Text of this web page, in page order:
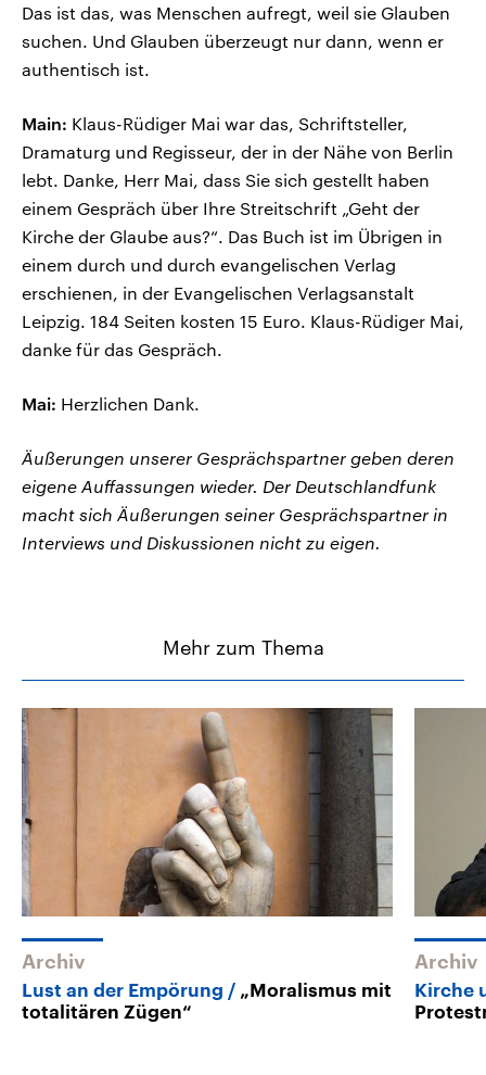
Das ist das, was Menschen aufregt, weil sie Glauben
suchen. Und Glauben überzeugt nur dann, wenn er
authentisch ist.
Main: Klaus-Rüdiger Mai war das, Schriftsteller,
Dramaturg und Regisseur, der in der Nähe von Berlin
lebt. Danke, Herr Mai, dass Sie sich gestellt haben
einem Gespräch über Ihre Streitschrift „Geht der
Kirche der Glaube aus?“. Das Buch ist im Übrigen in
einem durch und durch evangelischen Verlag
erschienen, in der Evangelischen Verlagsanstalt
Leipzig. 184 Seiten kosten 15 Euro. Klaus-Rüdiger Mai,
danke für das Gespräch.
Mai: Herzlichen Dank.
Äußerungen unserer Gesprächspartner geben deren
eigene Auffassungen wieder. Der Deutschlandfunk
macht sich Äußerungen seiner Gesprächspartner in
Interviews und Diskussionen nicht zu eigen.
Mehr zum Thema
Archiv
Lust an der Empörung
„Moralismus mit
totalitären Zügen“
Archiv
Kirche